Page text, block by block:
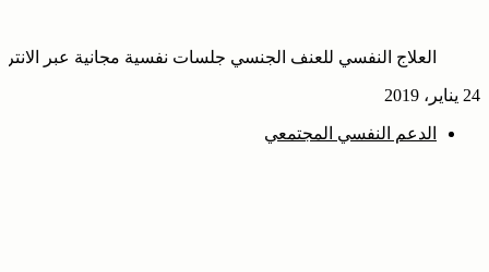
العلاج النفسي للعنف الجنسي جلسات نفسية مجانية عبر
24 يناير، 2019
الدعم النفسي المجتمعي